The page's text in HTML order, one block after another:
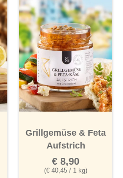
Grillgemüse & Feta
Aufstrich
(€ 40,45 / 1 kg)
€ 8,90